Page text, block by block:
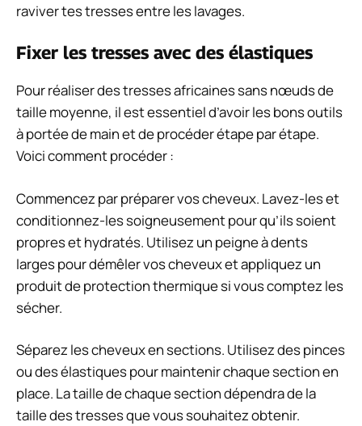
raviver tes tresses entre les lavages.
Fixer les tresses avec des élastiques
Pour réaliser des tresses africaines sans nœuds de
taille moyenne, il est essentiel d’avoir les bons outils
à portée de main et de procéder étape par étape.
Voici comment procéder :
Commencez par préparer vos cheveux. Lavez-les et
conditionnez-les soigneusement pour qu’ils soient
propres et hydratés. Utilisez un peigne à dents
larges pour démêler vos cheveux et appliquez un
produit de protection thermique si vous comptez les
sécher.
Séparez les cheveux en sections. Utilisez des pinces
ou des élastiques pour maintenir chaque section en
place. La taille de chaque section dépendra de la
taille des tresses que vous souhaitez obtenir.